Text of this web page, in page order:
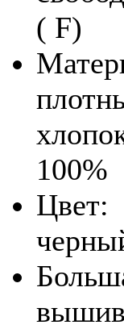
( F)
100%
Цвет: